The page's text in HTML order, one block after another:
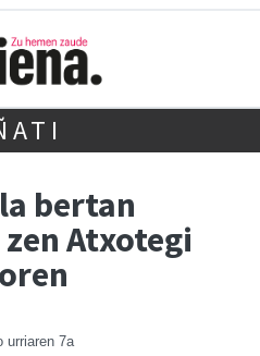
bertan
Atxotegi
urriaren 7a